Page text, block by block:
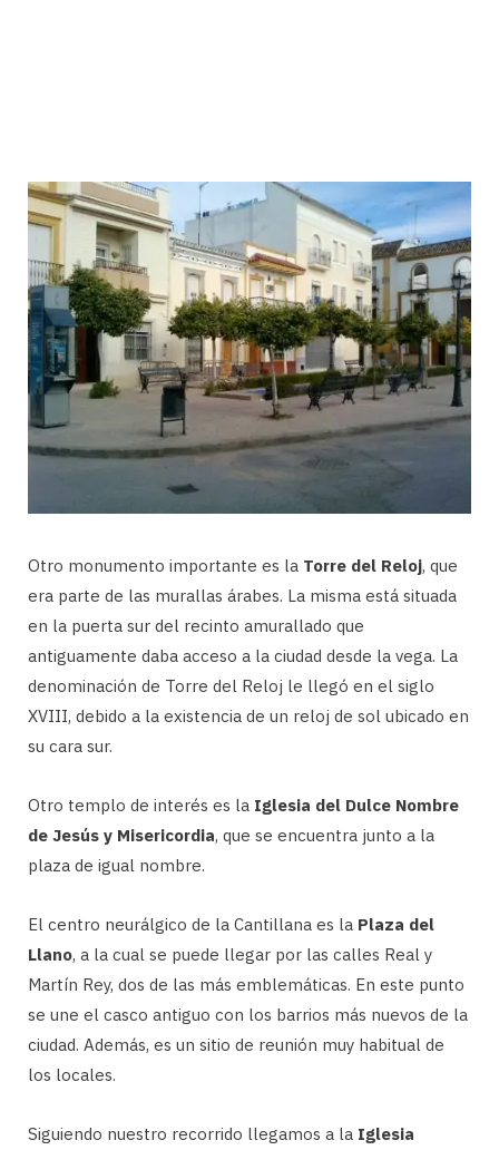
Otro monumento importante es la Torre del Reloj, que
era parte de las murallas árabes. La misma está situada
en la puerta sur del recinto amurallado que
antiguamente daba acceso a la ciudad desde la vega. La
denominación de Torre del Reloj le llegó en el siglo
XVIII, debido a la existencia de un reloj de sol ubicado en
su cara sur.
Otro templo de interés es la Iglesia del Dulce Nombre
de Jesús y Misericordia, que se encuentra junto a la
plaza de igual nombre.
El centro neurálgico de la Cantillana es la Plaza del
Llano, a la cual se puede llegar por las calles Real y
Martín Rey, dos de las más emblemáticas. En este punto
se une el casco antiguo con los barrios más nuevos de la
ciudad. Además, es un sitio de reunión muy habitual de
los locales.
Siguiendo nuestro recorrido llegamos a la Iglesia